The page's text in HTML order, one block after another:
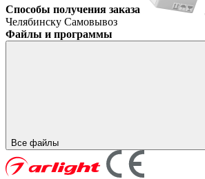
Способы получения заказа
Челябинску Самовывоз
Файлы и программы
Все файлы